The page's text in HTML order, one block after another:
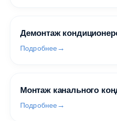
Демонтаж
Подробнее
Монтаж канального
Подробнее